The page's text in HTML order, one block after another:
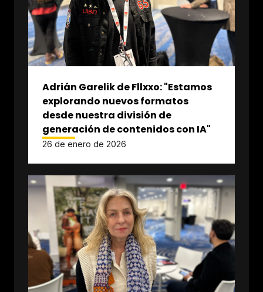
Adrián Garelik de Fllxxo: "Estamos
explorando nuevos formatos
desde nuestra división de
generación de contenidos con IA"
26 de enero de 2026